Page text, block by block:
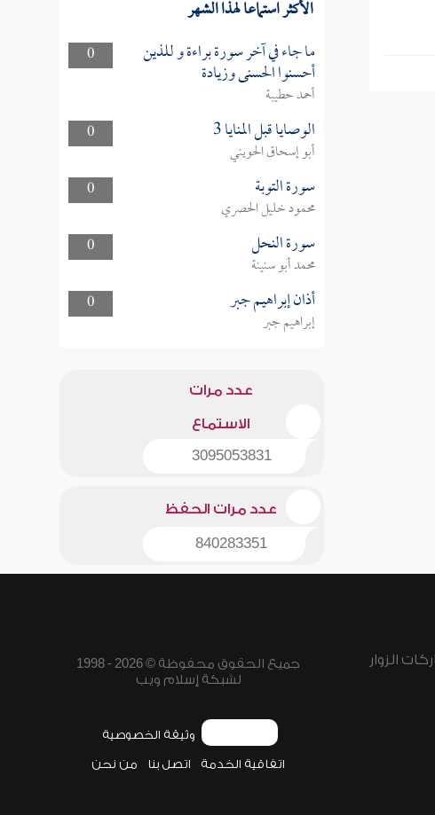
الأكثر استماعا لهذا الشهر
0 ما جاء في آخر سورة براءة و للذين
أحسنوا الحسنى وزيادة
أحمد حطيبة
0
الوصايا قبل المنايا 3
أبو إسحاق الحويني
0
سورة التوبة
محمود خليل الحصري
0
سورة النحل
محمد أبو سنينة
0
أذان إبراهيم جبر
إبراهيم جبر
عدد مرات
الاستماع
3095053831
عدد مرات الحفظ
840283351
الزوار
جميع الحقوق محفوظة © 2026 - 1998
لشبكة إسلام ويب
وثيقة الخصوصية
اتفاقية الخدمة اتصل بنا من نحن